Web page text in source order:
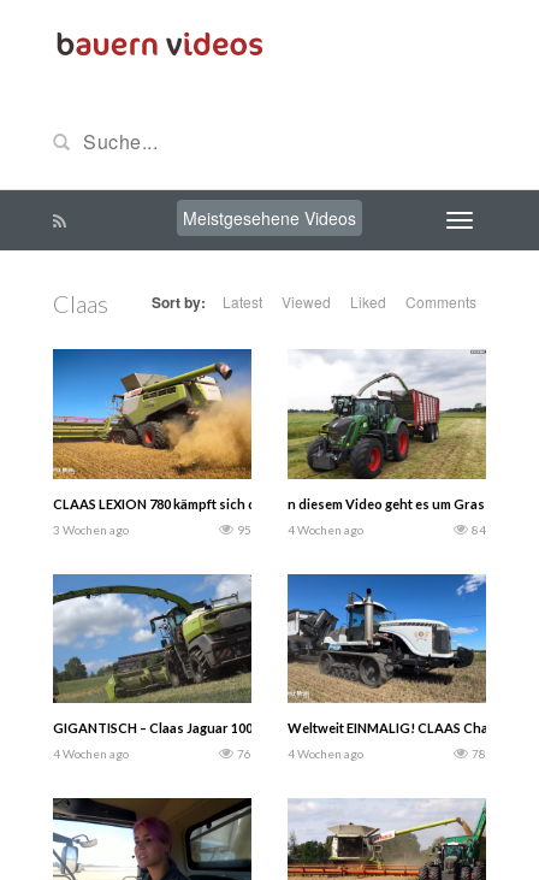
Meistgesehene Videos
Claas Sort by: Latest Viewed Liked Comments
CLAAS LEXION 780 kämpft sich durch Midnight-Gerste! | n der ersten Folge
3 Wochen ago 95
n diesem Video geht es um Grassernte
4 Wochen ago 84
GIGANTISCH – Claas Jaguar 1000er Serie – GPS häckseln mit Direct Disc
4 Wochen ago 76
Weltweit EINMALIG! CLAAS
4 Wochen ago 78